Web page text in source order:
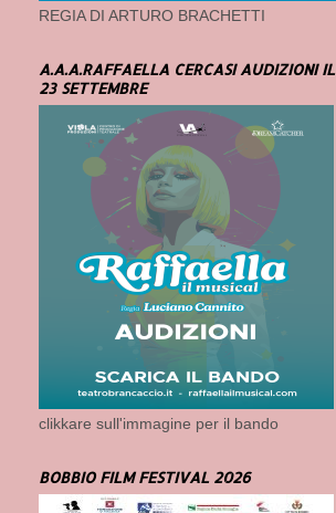
REGIA DI ARTURO BRACHETTI
A.A.A.RAFFAELLA CERCASI AUDIZIONI IL
23 SETTEMBRE
clikkare sull'immagine per il bando
BOBBIO FILM FESTIVAL 2026